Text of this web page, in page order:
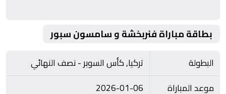
بطاقة مباراة فنربخشة و سامسون سبور
البطولة
تركيا, كأس السوبر - نصف النهائي
موعد المباراة
2026-01-06